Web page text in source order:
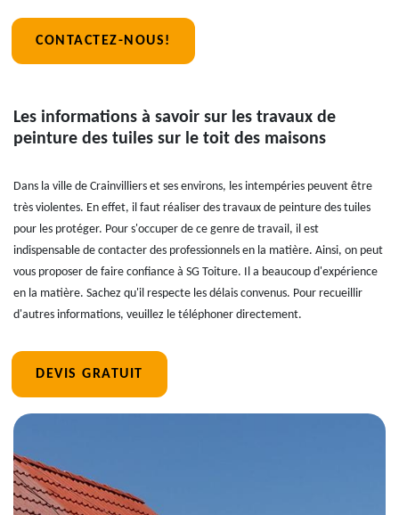
CONTACTEZ-NOUS!
Les informations à savoir sur les travaux de
peinture des tuiles sur le toit des maisons
Dans la ville de Crainvilliers et ses environs, les intempéries peuvent être
très violentes. En effet, il faut réaliser des travaux de peinture des tuiles
pour les protéger. Pour s'occuper de ce genre de travail, il est
indispensable de contacter des professionnels en la matière. Ainsi, on peut
vous proposer de faire confiance à SG Toiture. Il a beaucoup d'expérience
en la matière. Sachez qu'il respecte les délais convenus. Pour recueillir
d'autres informations, veuillez le téléphoner directement.
DEVIS GRATUIT